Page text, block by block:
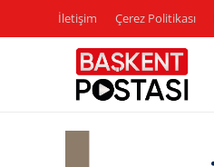
İletişim Çerez Politikası